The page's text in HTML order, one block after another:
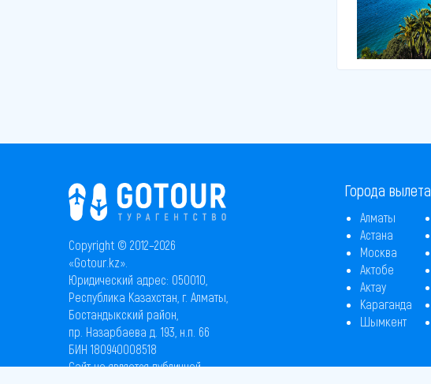
Copyright © 2012–2026
«Gotour.kz».
Юридический адрес: 050010,
Республика Казахстан, г. Алматы,
Бостандыкский район,
пр. Назарбаева д. 193, н.п. 66
БИН 180940008518
Сайт не является публичной
Города вылета
Алматы
Астана
Москва
Актобе
Актау
Караганда
Шымкент